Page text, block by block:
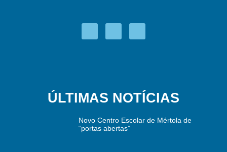
ÚLTIMAS NOTÍCIAS
Novo Centro Escolar de Mértola de
“portas abertas”